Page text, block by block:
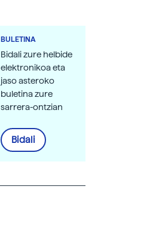
BULETINA
Bidali zure helbide
elektronikoa eta
jaso asteroko
buletina zure
sarrera-ontzian
Bidali